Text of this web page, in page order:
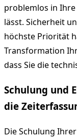
problemlos in
lässt. Sicherheit
höchste Priorität
Transformation
dass Sie die
Schulung und
die
Die Schulung